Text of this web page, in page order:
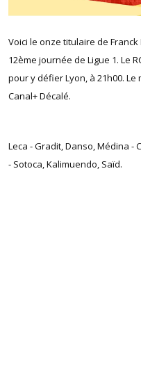
Voici le onze titulaire de
12ème journée de Ligue 1. Le
pour y défier Lyon, à 21h00.
Canal+ Décalé.
Leca - Gradit, Danso, Médina -
- Sotoca, Kalimuendo, Saïd.